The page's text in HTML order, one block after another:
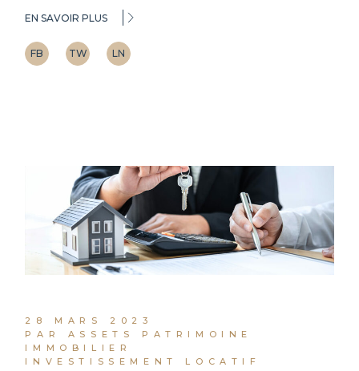
EN SAVOIR PLUS
FB TW LN
28 MARS 2023
PAR ASSETS PATRIMOINE
IMMOBILIER
INVESTISSEMENT LOCATIF